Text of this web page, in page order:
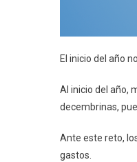
El inicio del año
Al inicio del año,
decembrinas,
Ante este reto,
gastos.